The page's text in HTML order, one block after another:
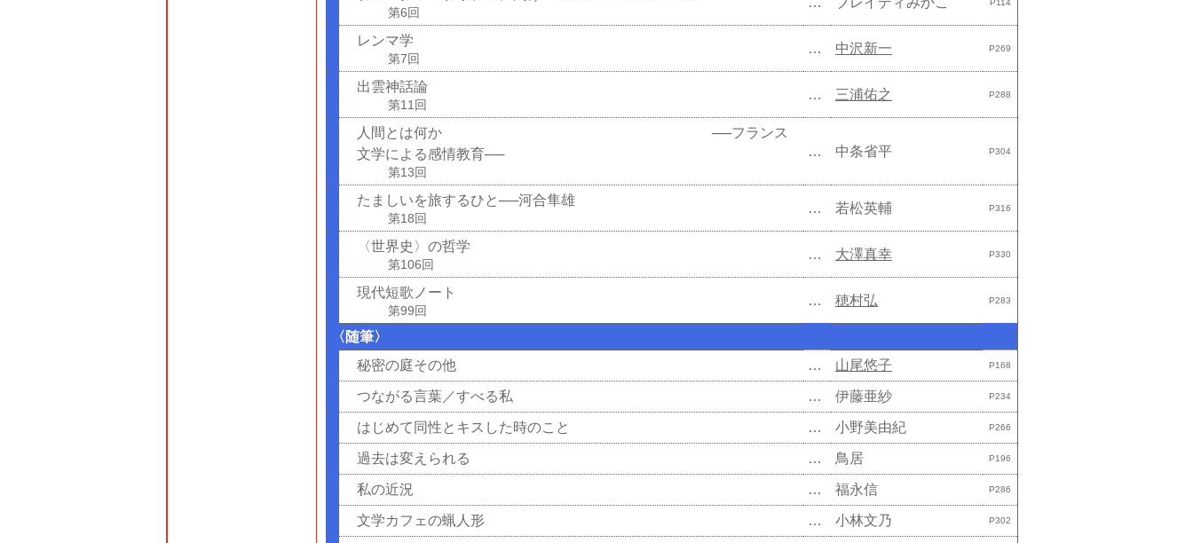
第6回
P114
レンマ学
第7回
… 中沢新一 P269
出雲神話論
第11回
… 三浦佑之 P288
人間とは何か ──フランス
文学による感情教育──
第13回
… 中条省平 P304
たましいを旅するひと──河合隼雄
第18回
… 若松英輔 P316
〈世界史〉の哲学
第106回
… 大澤真幸 P330
現代短歌ノート
第99回
… 穂村弘 P283
〈随筆〉
秘密の庭その他
… 山尾悠子 P168
つながる言葉／すべる私 … 伊藤亜紗 P234
はじめて同性とキスした時のこと … 小野美由紀 P266
過去は変えられる … 鳥居 P196
私の近況 … 福永信 P286
文学カフェの蝋人形 … 小林文乃 P302